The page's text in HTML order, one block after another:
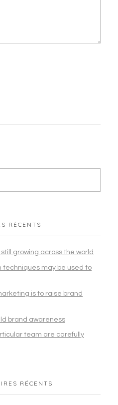
RÉCENTS
growing across the world
techniques may be used to
is to raise brand
brand awareness
team are carefully
RÉCENTS